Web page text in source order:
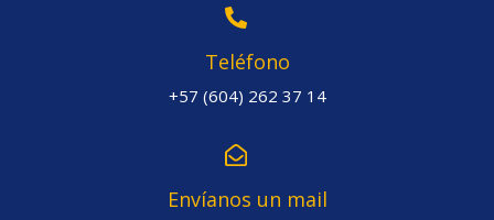
Teléfono
+57 (604) 262 37 14
Envíanos un mail